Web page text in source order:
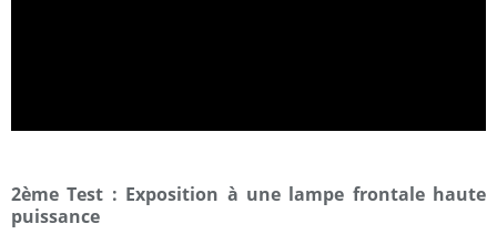
2ème Test : Exposition à une lampe frontale haute
puissance